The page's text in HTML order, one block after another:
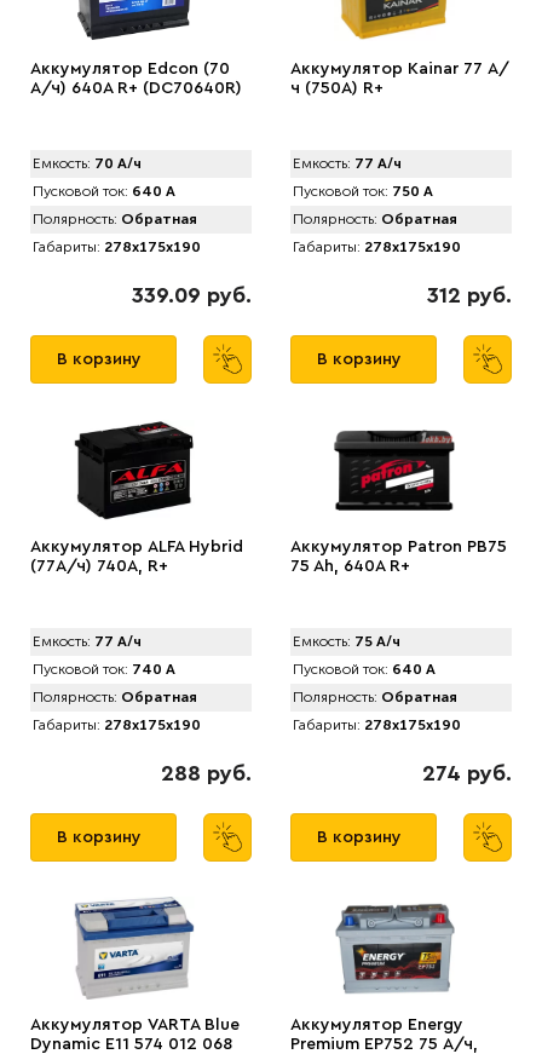
Аккумулятор Edcon (70
А/ч) 640A R+ (DC70640R)
Емкость: 70 А/ч
Пусковой ток: 640 А
Полярность: Обратная
Габариты: 278x175x190
339.09 руб.
В корзину
Аккумулятор Kainar 77 А/
ч (750A) R+
Емкость: 77 А/ч
Пусковой ток: 750 А
Полярность: Обратная
Габариты: 278x175x190
312 руб.
В корзину
Аккумулятор ALFA Hybrid
(77А/ч) 740A, R+
Емкость: 77 А/ч
Пусковой ток: 740 А
Полярность: Обратная
Габариты: 278x175x190
288 руб.
В корзину
Аккумулятор Patron PB75
75 Ah, 640A R+
Емкость: 75 А/ч
Пусковой ток: 640 А
Полярность: Обратная
Габариты: 278x175x190
274 руб.
В корзину
Аккумулятор VARTA Blue
Dynamic E11 574 012 068
Аккумулятор Energy
Premium EP752 75 А/ч,